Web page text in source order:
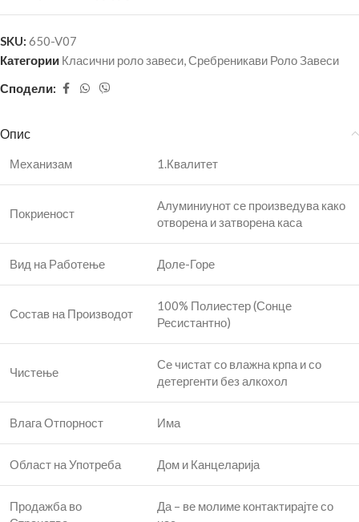
SKU: 650-V07
Категории Класични роло завеси,Сребреникави Роло Завеси
Сподели:
Опис
Механизам 1.Квалитет
Покриеност
Алуминиунот се произведува како
отворена и затворена каса
Вид на Работење Доле-Горе
Состав на Производот
100% Полиестер (Сонце
Ресистантно)
Чистење
Се чистат со влажна крпа и со
детергенти без алкохол
Влага Отпорност Има
Област на Употреба Дом и Канцеларија
Продажба во
Да – ве молиме контактирајте со